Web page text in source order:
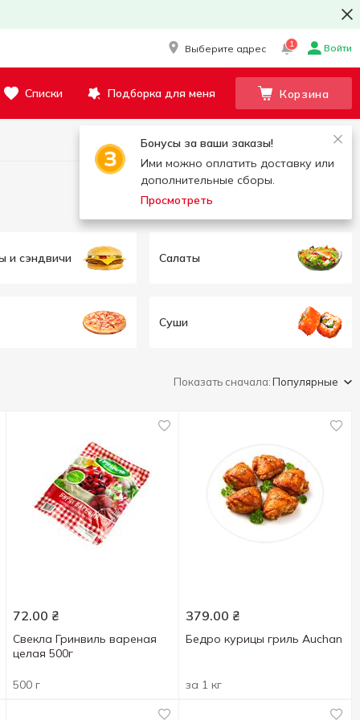
Выберите адрес 1 Войти
Списки Подборка для меня Корзина
Бонусы за ваши заказы!
Ими можно оплатить доставку или
дополнительные сборы.
Просмотреть
и сэндвичи Салаты
Суши
Показать сначала:Популярные
72.00 ₴
Свекла Гринвиль вареная
целая 500г
500 г
379.00 ₴
Бедро курицы гриль Auchan
за 1 кг